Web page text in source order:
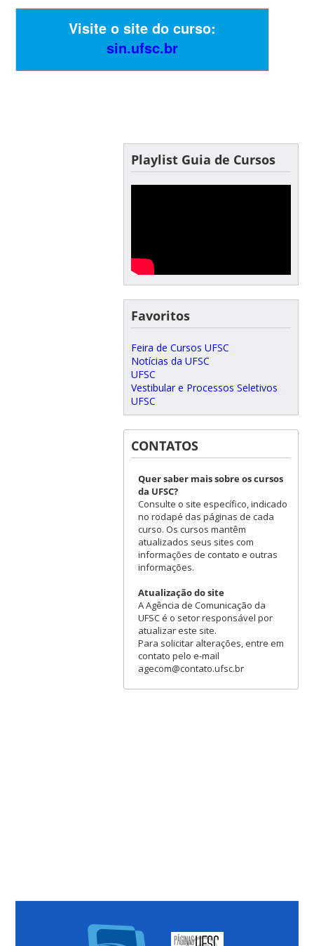
Visite o site do curso:
sin.ufsc.br
Playlist Guia de Cursos
Favoritos
Feira de Cursos UFSC
Notícias da UFSC
UFSC
Vestibular e Processos Seletivos
UFSC
CONTATOS
Quer saber mais sobre os cursos
da UFSC?
Consulte o site específico, indicado
no rodapé das páginas de cada
curso. Os cursos mantêm
atualizados seus sites com
informações de contato e outras
informações.
Atualização do site
A Agência de Comunicação da
UFSC é o setor responsável por
atualizar este site.
Para solicitar alterações, entre em
contato pelo e-mail
agecom@contato.ufsc.br